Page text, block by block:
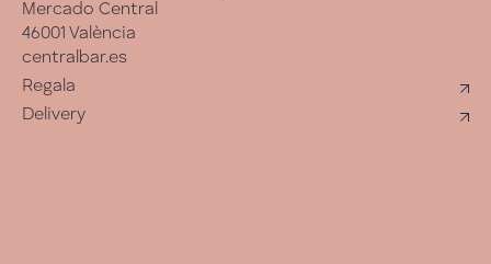
Mercado Central
46001 València
centralbar.es
Regala
Delivery